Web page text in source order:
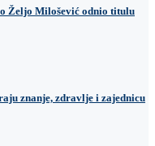
Željo Milošević odnio titulu
znanje, zdravlje i zajednicu